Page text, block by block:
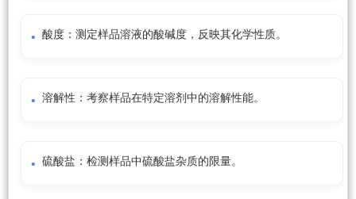
酸度：测定样品溶液的酸碱度，反映其化学性质。
溶解性：考察样品在特定溶剂中的溶解性能。
硫酸盐：检测样品中硫酸盐杂质的限量。